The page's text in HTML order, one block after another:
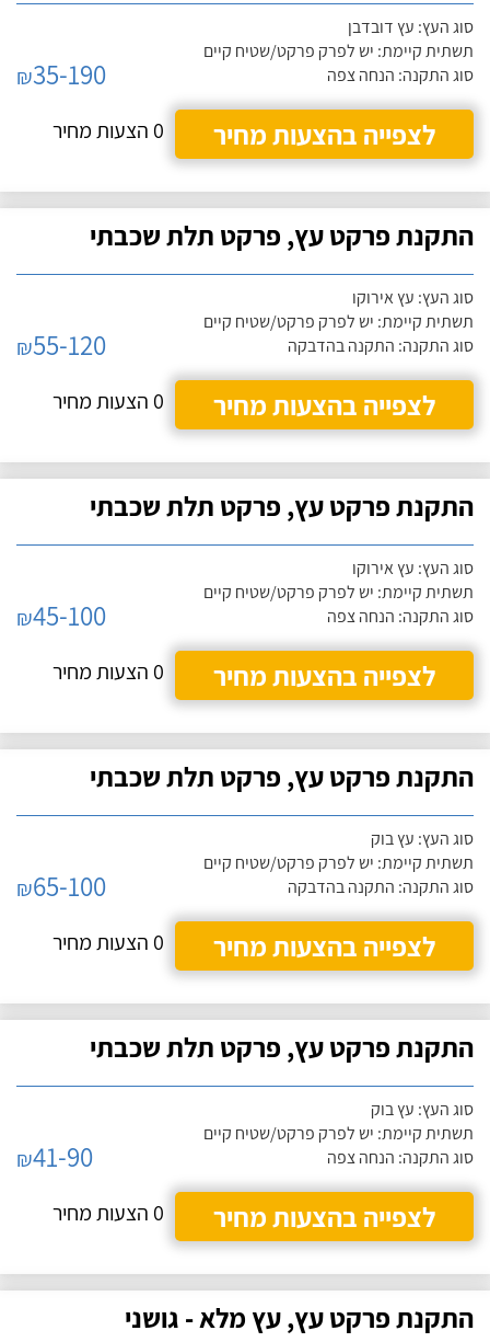
סוג העץ: עץ דובדבן
תשתית קיימת: יש לפרק פרקט/שטיח קיים
סוג התקנה: הנחה צפה
₪35-190
לצפייה בהצעות מחיר
0 הצעות מחיר
התקנת פרקט עץ, פרקט תלת שכבתי
סוג העץ: עץ אירוקו
תשתית קיימת: יש לפרק פרקט/שטיח קיים
סוג התקנה: התקנה בהדבקה
₪55-120
לצפייה בהצעות מחיר
0 הצעות מחיר
התקנת פרקט עץ, פרקט תלת שכבתי
סוג העץ: עץ אירוקו
תשתית קיימת: יש לפרק פרקט/שטיח קיים
סוג התקנה: הנחה צפה
₪45-100
לצפייה בהצעות מחיר
0 הצעות מחיר
התקנת פרקט עץ, פרקט תלת שכבתי
סוג העץ: עץ בוק
תשתית קיימת: יש לפרק פרקט/שטיח קיים
סוג התקנה: התקנה בהדבקה
₪65-100
לצפייה בהצעות מחיר
0 הצעות מחיר
התקנת פרקט עץ, פרקט תלת שכבתי
סוג העץ: עץ בוק
תשתית קיימת: יש לפרק פרקט/שטיח קיים
סוג התקנה: הנחה צפה
₪41-90
לצפייה בהצעות מחיר
0 הצעות מחיר
התקנת פרקט עץ, עץ מלא - גושני